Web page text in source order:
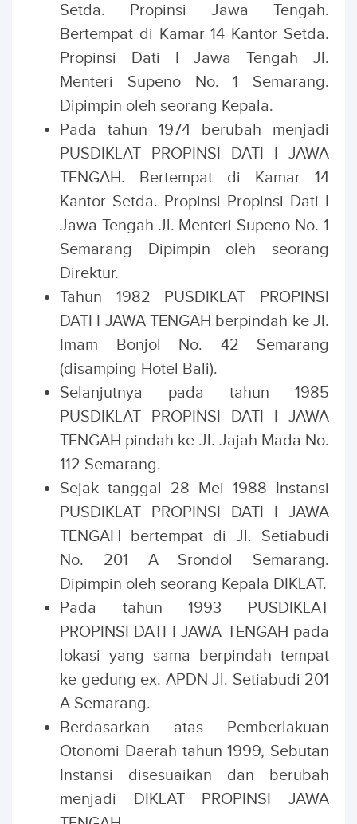
Setda. Propinsi Jawa Tengah.
Bertempat di Kamar 14 Kantor Setda.
Propinsi Dati I Jawa Tengah Jl.
Menteri Supeno No. 1 Semarang.
Dipimpin oleh seorang Kepala.
Pada tahun 1974 berubah menjadi
PUSDIKLAT PROPINSI DATI I JAWA
TENGAH. Bertempat di Kamar 14
Kantor Setda. Propinsi Propinsi Dati I
Jawa Tengah Jl. Menteri Supeno No. 1
Semarang Dipimpin oleh seorang
Direktur.
Tahun 1982 PUSDIKLAT PROPINSI
DATI I JAWA TENGAH berpindah ke Jl.
Imam Bonjol No. 42 Semarang
(disamping Hotel Bali).
Selanjutnya pada tahun 1985
PUSDIKLAT PROPINSI DATI I JAWA
TENGAH pindah ke Jl. Jajah Mada No.
112 Semarang.
Sejak tanggal 28 Mei 1988 Instansi
PUSDIKLAT PROPINSI DATI I JAWA
TENGAH bertempat di Jl. Setiabudi
No. 201 A Srondol Semarang.
Dipimpin oleh seorang Kepala DIKLAT.
Pada tahun 1993 PUSDIKLAT
PROPINSI DATI I JAWA TENGAH pada
lokasi yang sama berpindah tempat
ke gedung ex. APDN Jl. Setiabudi 201
A Semarang.
Berdasarkan atas Pemberlakuan
Otonomi Daerah tahun 1999, Sebutan
Instansi disesuaikan dan berubah
menjadi DIKLAT PROPINSI JAWA